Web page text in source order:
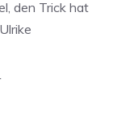
den Trick hat